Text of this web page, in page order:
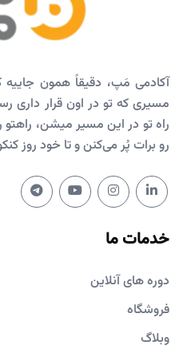
آکادمی مَپ، دقیقاً همون
مسیری که تو در اون قرار داری
راه تو در این مسیر میشن،
رو برات پُر می‌کنن و تا خود روز
خدمات ما
دوره های آنلاین
فروشگاه
وبلاگ